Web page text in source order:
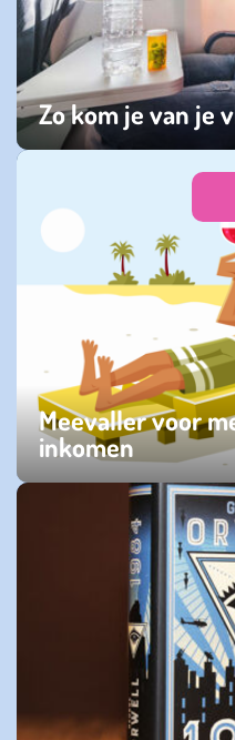
Zo kom je van je
donderdag 07 augustus
Meevaller voor
inkomen
maandag 28 april 2025